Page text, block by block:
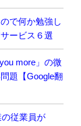
で何か勉強し
ービス６選
more」の微
題【Google翻
の従業員が